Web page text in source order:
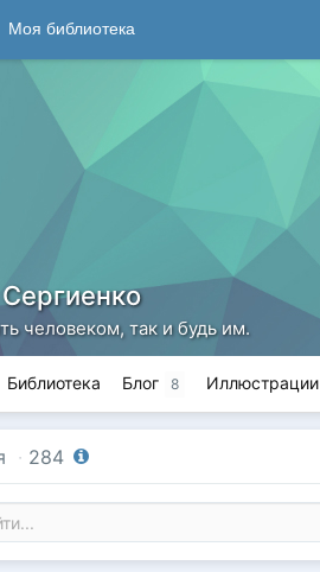
Моя библиотека
человеком, так и будь им.
Библиотека Блог 8 Иллюстрации
· 284